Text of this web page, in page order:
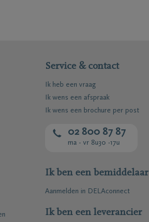
Service & contact
Ik heb een vraag
Ik wens een afspraak
Ik wens een brochure per post
02 800 87 87
ma - vr 8u30 -17u
Ik ben een bemiddelaar
Aanmelden in DELAconnect
Ik ben een leverancier